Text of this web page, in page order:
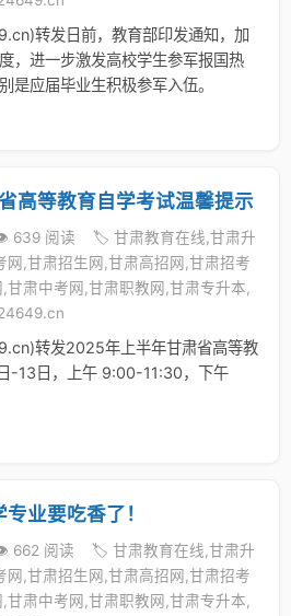
转发日前，教育部印发通知，加
，进一步激发高校学生参军报国热
是应届毕业生积极参军入伍。
高等教育自学考试温馨提示
639 阅读
🏷️ 甘肃教育在线,甘肃升
网,甘肃招生网,甘肃高招网,甘肃招考
甘肃中考网,甘肃职教网,甘肃专升本,
转发2025年上半年甘肃省高等教
-13日，上午 9:00-11:30，下午
业要吃香了！
662 阅读
🏷️ 甘肃教育在线,甘肃升
网,甘肃招生网,甘肃高招网,甘肃招考
甘肃中考网,甘肃职教网,甘肃专升本,